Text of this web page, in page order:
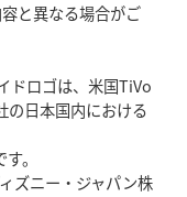
と異なる場合がご
ドロゴは、米国TiVo
の日本国内における
。
ズニー・ジャパン株